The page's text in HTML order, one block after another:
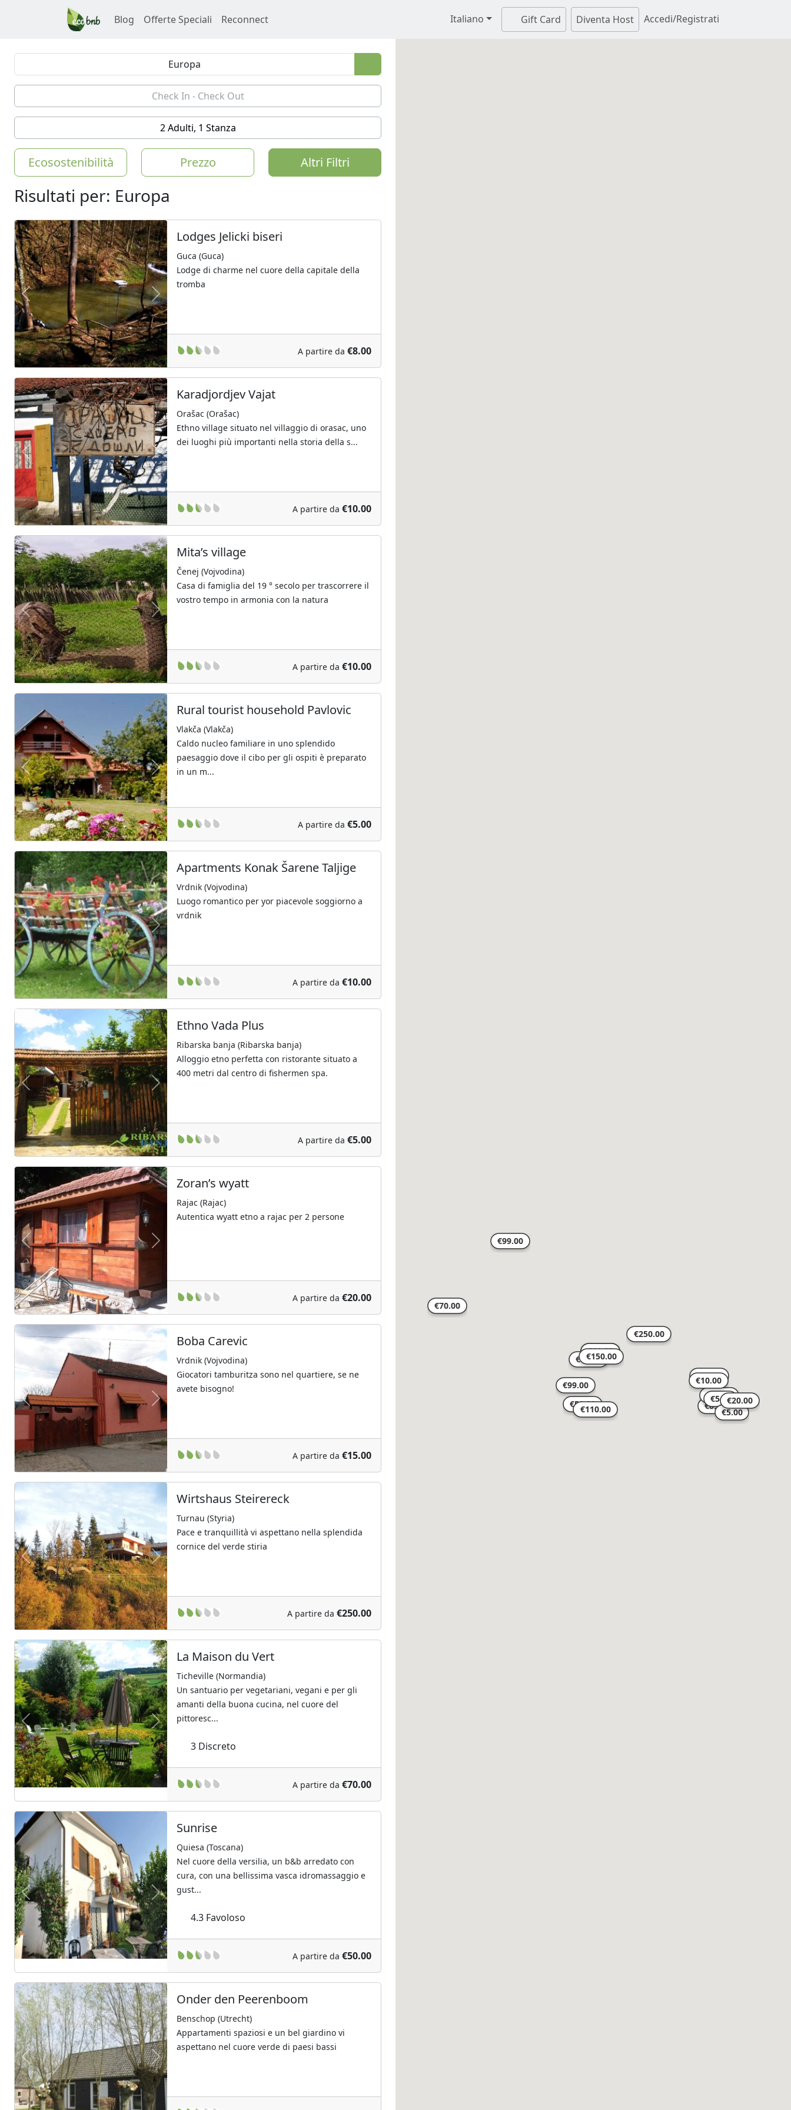
Blog Offerte Speciali Reconnect Italiano Gift Card Diventa Host Accedi/Registrati
2 Adulti, 1 Stanza
Ecosostenibilità Prezzo Altri Filtri
Risultati per: Europa
Previous Next
Lodges Jelicki biseri
Guca (Guca)
Lodge di charme nel cuore della capitale della
tromba
A partire da €8.00
Previous Next
Karadjordjev Vajat
Orašac (Orašac)
Ethno village situato nel villaggio di orasac, uno
dei luoghi più importanti nella storia della s...
A partire da €10.00
Previous Next
Mita’s village
Čenej (Vojvodina)
Casa di famiglia del 19 ° secolo per trascorrere il
vostro tempo in armonia con la natura
A partire da €10.00
Previous Next
Rural tourist household Pavlovic
Vlakča (Vlakča)
Caldo nucleo familiare in uno splendido
paesaggio dove il cibo per gli ospiti è preparato
in un m...
A partire da €5.00
Previous Next
Apartments Konak Šarene Taljige
Vrdnik (Vojvodina)
Luogo romantico per yor piacevole soggiorno a
vrdnik
A partire da €10.00
Previous Next
Ethno Vada Plus
Ribarska banja (Ribarska banja)
Alloggio etno perfetta con ristorante situato a
400 metri dal centro di fishermen spa.
A partire da €5.00
Previous Next
Zoran’s wyatt
Rajac (Rajac)
Autentica wyatt etno a rajac per 2 persone
A partire da €20.00
Previous Next
Boba Carevic
Vrdnik (Vojvodina)
Giocatori tamburitza sono nel quartiere, se ne
avete bisogno!
A partire da €15.00
Previous Next
Wirtshaus Steirereck
Turnau (Styria)
Pace e tranquillità vi aspettano nella splendida
cornice del verde stiria
A partire da €250.00
Previous Next
La Maison du Vert
Ticheville (Normandia)
Un santuario per vegetariani, vegani e per gli
amanti della buona cucina, nel cuore del
pittoresc...
3 Discreto
A partire da €70.00
Previous Next
Sunrise
Quiesa (Toscana)
Nel cuore della versilia, un b&b arredato con
cura, con una bellissima vasca idromassaggio e
gust...
4.3 Favoloso
A partire da €50.00
Previous Next
Onder den Peerenboom
Benschop (Utrecht)
Appartamenti spaziosi e un bel giardino vi
aspettano nel cuore verde di paesi bassi